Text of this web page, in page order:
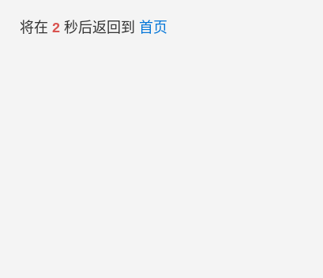
将在 2秒后返回到 首页